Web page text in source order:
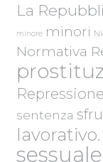
La
minore minori
Normativa
Repressione
sentenza
lavorativo.
sessuale